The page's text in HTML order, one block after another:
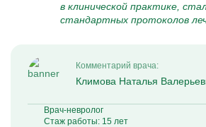
в клинической практике,
стандартных протоколов
Комментарий врача:
Климова Наталья
Врач-невролог
Стаж работы: 15 лет